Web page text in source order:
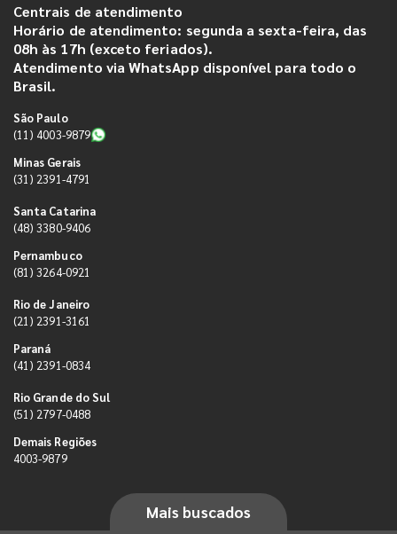
Centrais de atendimento
Horário de atendimento: segunda a sexta-feira, das
08h às 17h (exceto feriados).
Atendimento via WhatsApp disponível para todo o
Brasil.
São Paulo
(11) 4003-9879
Minas Gerais
(31) 2391-4791
Santa Catarina
(48) 3380-9406
Pernambuco
(81) 3264-0921
Rio de Janeiro
(21) 2391-3161
Paraná
(41) 2391-0834
Rio Grande do Sul
(51) 2797-0488
Demais Regiões
4003-9879
Mais buscados